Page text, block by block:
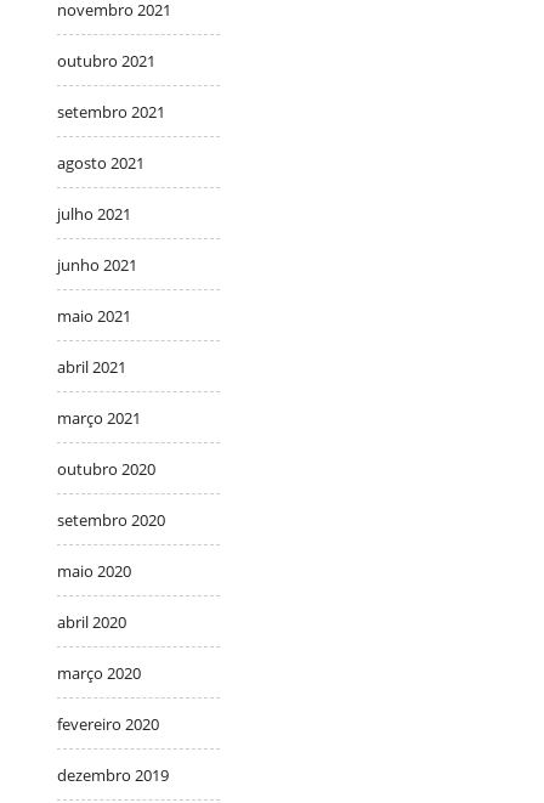
novembro 2021
outubro 2021
setembro 2021
agosto 2021
julho 2021
junho 2021
maio 2021
abril 2021
março 2021
outubro 2020
setembro 2020
maio 2020
abril 2020
março 2020
fevereiro 2020
dezembro 2019